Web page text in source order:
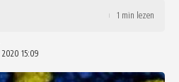
15:09
1 min lezen